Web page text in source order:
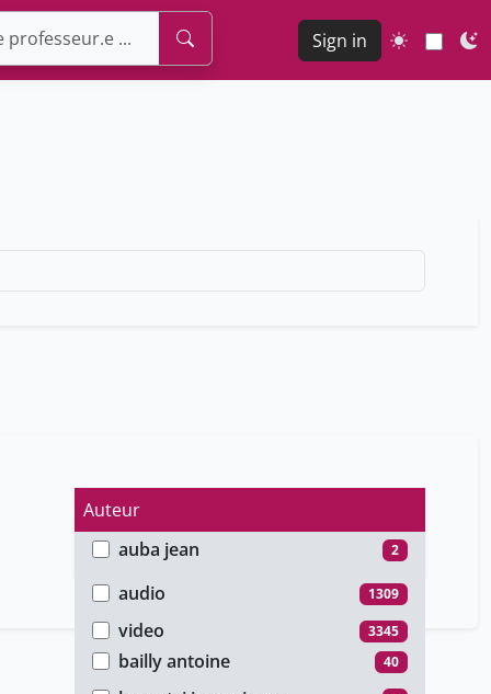
Sign in
Auteur
auba jean
2
baecque antoine de 28
baertschi bernard 38
bailly antoine 40
Type de média
audio
1309
video 3345